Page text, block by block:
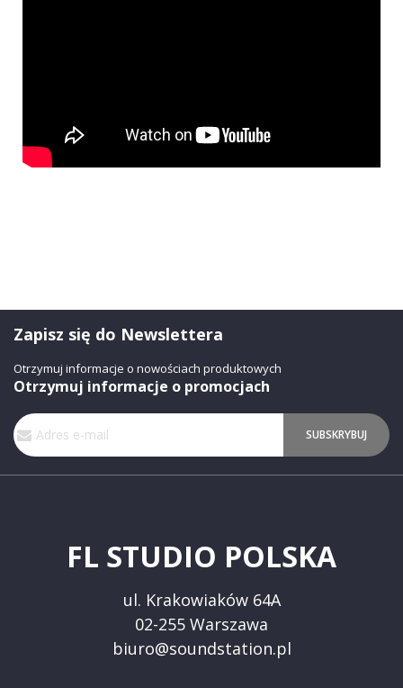
Zapisz się do Newslettera
Otrzymuj informacje o nowościach produktowych
Otrzymuj informacje o promocjach
Subskrybuj
nasz
newsletter:
SUBSKRYBUJ
FL STUDIO POLSKA
ul. Krakowiaków 64A
02-255 Warszawa
biuro@soundstation.pl